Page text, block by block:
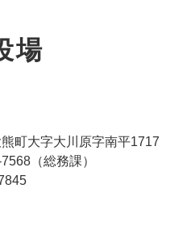
場
町大字大川原字南平1717
（総務課）